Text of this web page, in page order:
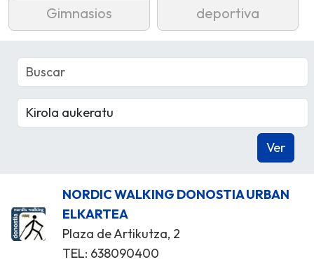
Gimnasios
deportiva
NORDIC WALKING DONOSTIA URBAN
ELKARTEA
Plaza de Artikutza, 2
TEL: 638090400